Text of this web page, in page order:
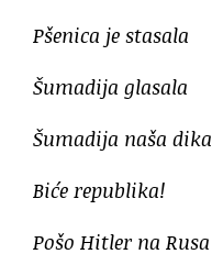
Pšenica je stasala
Šumadija glasala
Šumadija naša dika
Biće republika!
Pošo Hitler na Rusa